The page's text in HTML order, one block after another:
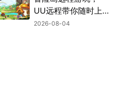
UU远程带你随时上
岛
2026-08-04